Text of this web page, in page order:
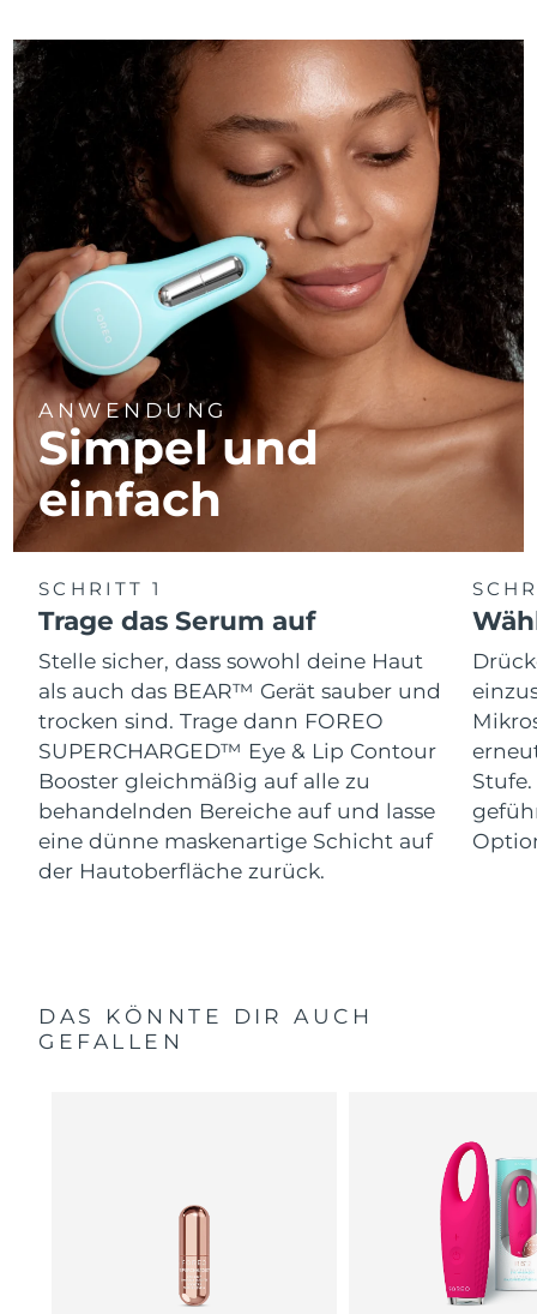
ANWENDUNG
Simpel und
einfach
SCHRITT 1
Trage das Serum auf
Stelle sicher, dass sowohl deine Haut
als auch das BEAR™ Gerät sauber und
trocken sind. Trage dann FOREO
SUPERCHARGED™ Eye & Lip Contour
Booster gleichmäßig auf alle zu
behandelnden Bereiche auf und lasse
eine dünne maskenartige Schicht auf
der Hautoberfläche zurück.
DAS KÖNNTE DIR AUCH
GEFALLEN